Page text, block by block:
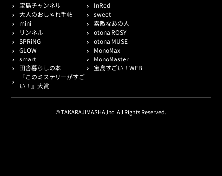
宝島チャンネル
InRed
大人のおしゃれ手帖
sweet
mini
素敵なあの人
リンネル
otona ROSY
SPRiNG
otona MUSE
GLOW
MonoMax
smart
MonoMaster
田舎暮らしの本
宝島すごい！WEB
『このミステリーがすご
い！』大賞
© TAKARAJIMASHA,Inc. All Rights Reserved.